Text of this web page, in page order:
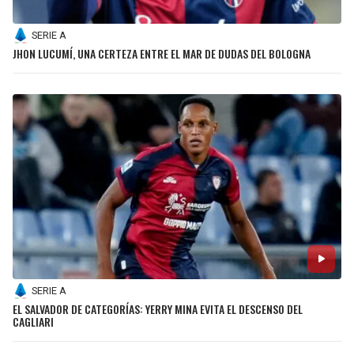
SERIE A
JHON LUCUMÍ, UNA CERTEZA ENTRE EL MAR DE DUDAS DEL BOLOGNA
SERIE A
EL SALVADOR DE CATEGORÍAS: YERRY MINA EVITA EL DESCENSO DEL
CAGLIARI